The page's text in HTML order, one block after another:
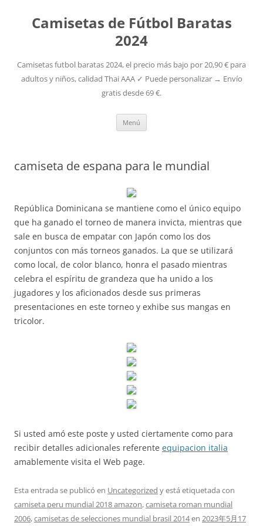
Camisetas de Fútbol Baratas
2024
Camisetas futbol baratas 2024, el precio más bajo por 20,90 € para
adultos y niños, calidad Thai AAA ✓ Puede personalizar → Envío
gratis desde 69 €.
Menú
camiseta de espana para le mundial
República Dominicana se mantiene como el único equipo
que ha ganado el torneo de manera invicta, mientras que
sale en busca de empatar con Japón como los dos
conjuntos con más torneos ganados. La que se utilizará
como local, de color blanco, honra el pasado mientras
celebra el espíritu de grandeza que ha unido a los
jugadores y los aficionados desde sus primeras
presentaciones en este torneo y exhibe sus mangas en
tricolor.
Si usted amó este poste y usted ciertamente como para
recibir detalles adicionales referente equipacion italia
amablemente visita el Web page.
Esta entrada se publicó en Uncategorized y está etiquetada con
camiseta peru mundial 2018 amazon,camiseta roman mundial
2006,camisetas de selecciones mundial brasil 2014en 2023年5月17